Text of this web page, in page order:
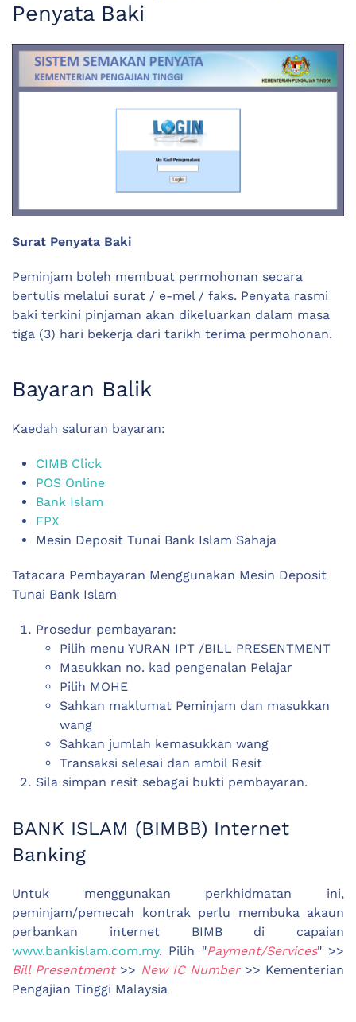
Penyata Baki
Surat Penyata Baki
Peminjam boleh membuat permohonan secara
bertulis melalui surat / e-mel / faks. Penyata rasmi
baki terkini pinjaman akan dikeluarkan dalam masa
tiga (3) hari bekerja dari tarikh terima permohonan.
Bayaran Balik
Kaedah saluran bayaran:
CIMB Click
POS Online
Bank Islam
FPX
Mesin Deposit Tunai Bank Islam Sahaja
Tatacara Pembayaran Menggunakan Mesin Deposit
Tunai Bank Islam
Prosedur pembayaran:
Pilih menu YURAN IPT /BILL PRESENTMENT
Masukkan no. kad pengenalan Pelajar
Pilih MOHE
Sahkan maklumat Peminjam dan masukkan
wang
Sahkan jumlah kemasukkan wang
Transaksi selesai dan ambil Resit
Sila simpan resit sebagai bukti pembayaran.
BANK ISLAM (BIMBB) Internet
Banking
Untuk menggunakan perkhidmatan ini,
peminjam/pemecah kontrak perlu membuka akaun
perbankan internet BIMB di capaian
www.bankislam.com.my. Pilih "Payment/Services" >>
Bill Presentment>> New IC Number>> Kementerian
Pengajian Tinggi Malaysia